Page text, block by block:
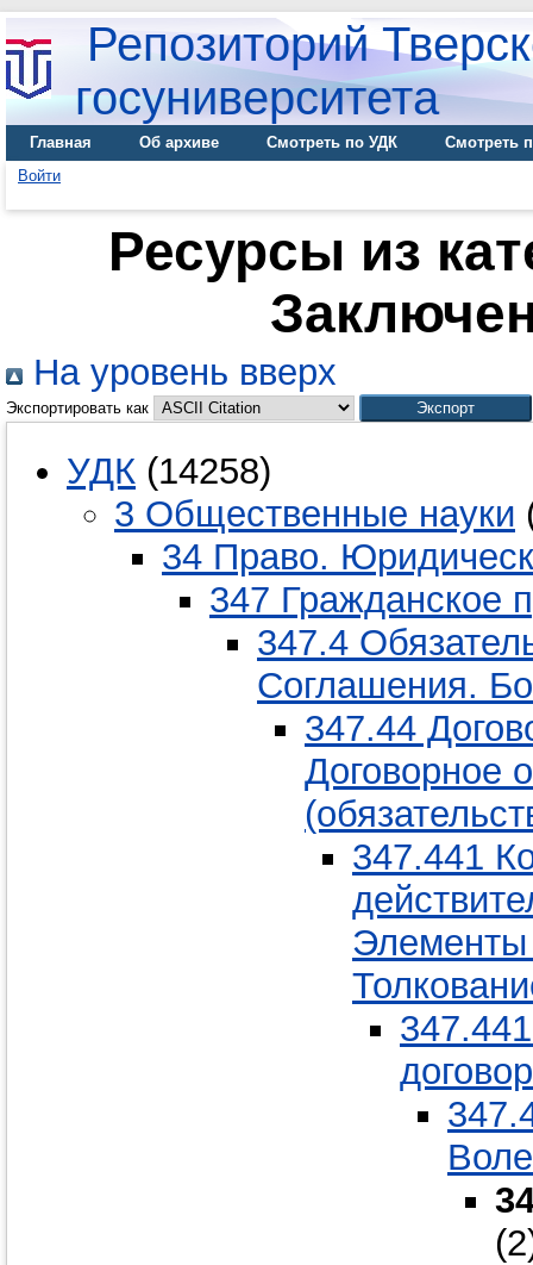
Репозиторий
госуниверситета
Главная Об архиве Смотреть по УДК
Смотреть
Войти
Ресурсы из
На уровень вверх
Экспортировать как
УДК (14258)
3 Общественные науки
34 Право.
347 Гражданское
347.4
Соглашения.
347.44
Договорное
347.441
Элементы